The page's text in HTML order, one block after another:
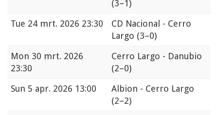
(3–1)
Tue 24 mrt. 2026 23:30
CD Nacional - Cerro
Largo (3–0)
Mon 30 mrt. 2026
23:30
Cerro Largo - Danubio
(2–0)
Sun 5 apr. 2026 13:00
Albion - Cerro Largo
(2–2)